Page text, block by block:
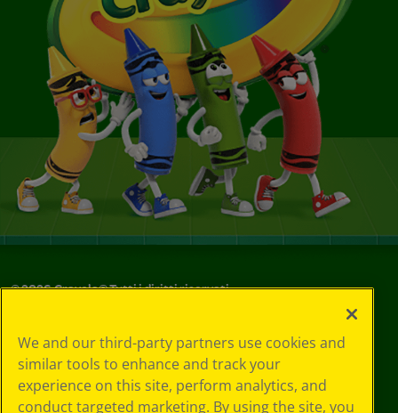
©2026Crayola® Tutti i diritti riservati.
in materia di
privacy
Informativa sulla
privacy
We and our third-party partners use cookies and
similar tools to enhance and track your
experience on this site, perform analytics, and
conduct targeted marketing. By using the site, you